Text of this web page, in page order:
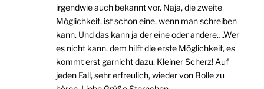
irgendwie auch bekannt vor. Naja, die zweite
Möglichkeit, ist schon eine, wenn man schreiben
kann. Und das kann ja der eine oder andere….Wer
es nicht kann, dem hilft die erste Möglichkeit, es
kommt erst garnicht dazu. Kleiner Scherz! Auf
jeden Fall, sehr erfreulich, wieder von Bolle zu